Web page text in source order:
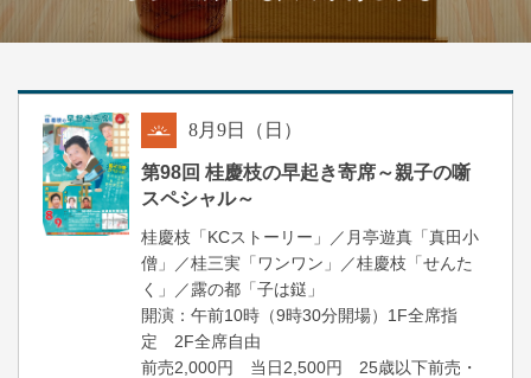
8月9日（日）
第98回 桂慶枝の早起き寄席～親子の噺
スペシャル～
桂慶枝「KCストーリー」／月亭遊真「真田小
僧」／桂三実「ワンワン」／桂慶枝「せんた
く」／露の都「子は鎹」
開演：午前10時（9時30分開場）1F全席指
定 2F全席自由
前売2,000円 当日2,500円 25歳以下前売・